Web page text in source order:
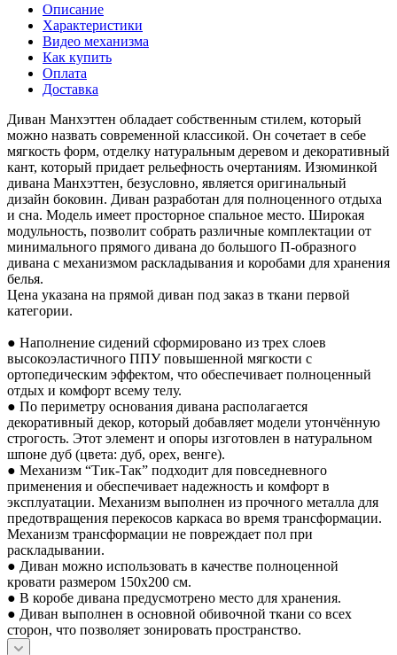
Описание
Характеристики
Видео механизма
Как купить
Оплата
Доставка
Диван Манхэттен обладает собственным стилем, который
можно назвать современной классикой. Он сочетает в себе
мягкость форм, отделку натуральным деревом и декоративный
кант, который придает рельефность очертаниям. Изюминкой
дивана Манхэттен, безусловно, является оригинальный
дизайн боковин. Диван разработан для полноценного отдыха
и сна. Модель имеет просторное спальное место. Широкая
модульность, позволит собрать различные комплектации от
минимального прямого дивана до большого П-образного
дивана с механизмом раскладывания и коробами для хранения
белья.
Цена указана на прямой диван под заказ в ткани первой
категории.
● Наполнение сидений сформировано из трех слоев
высокоэластичного ППУ повышенной мягкости с
ортопедическим эффектом, что обеспечивает полноценный
отдых и комфорт всему телу.
● По периметру основания дивана располагается
декоративный декор, который добавляет модели утончённую
строгость. Этот элемент и опоры изготовлен в натуральном
шпоне дуб (цвета: дуб, орех, венге).
● Механизм “Тик-Так” подходит для повседневного
применения и обеспечивает надежность и комфорт в
эксплуатации. Механизм выполнен из прочного металла для
предотвращения перекосов каркаса во время трансформации.
Механизм трансформации не повреждает пол при
раскладывании.
● Диван можно использовать в качестве полноценной
кровати размером 150x200 см.
● В коробе дивана предусмотрено место для хранения.
● Диван выполнен в основной обивочной ткани со всех
сторон, что позволяет зонировать пространство.